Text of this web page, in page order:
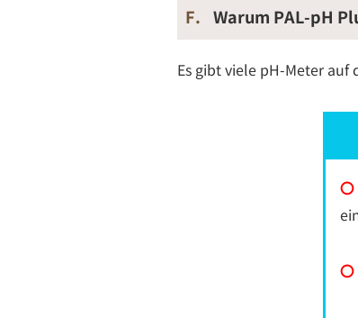
F. Warum PAL-pH
Es gibt viele pH-Meter auf
〇
〇